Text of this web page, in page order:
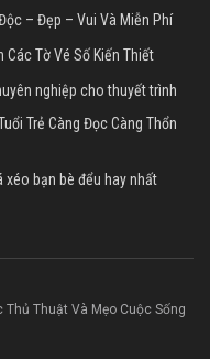
– Đẹp – Vui Và Miễn Phí
Các Tờ Vé Số Kiến Thiết
nghiệp cho thuyết trình
Trẻ Càng Đọc Càng Thổn
xéo bạn bè đểu hay nhất
Thủ Thuật Và Mẹo Cuộc Sống